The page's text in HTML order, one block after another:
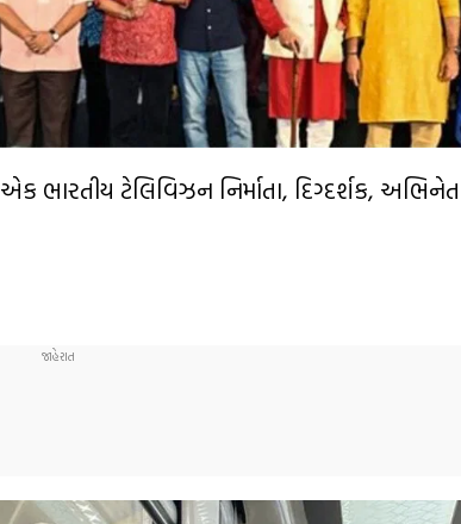
ભારતીય ટેલિવિઝન નિર્માતા, દિગ્દર્શક,